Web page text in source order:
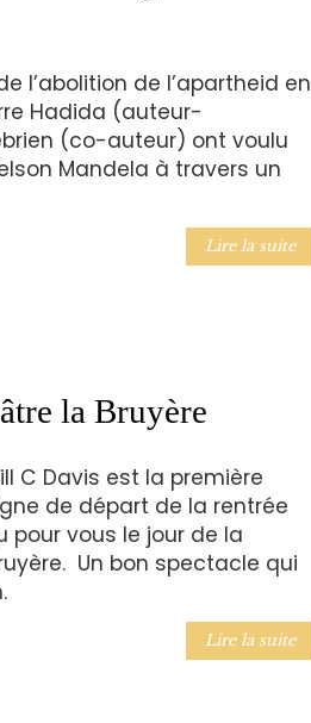
l’abolition de l’apartheid en
Hadida (auteur-
(co-auteur) ont voulu
Mandela à travers un
Lire la suite
la Bruyère
C Davis est la première
de départ de la rentrée
pour vous le jour de la
Un bon spectacle qui
Lire la suite